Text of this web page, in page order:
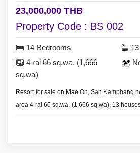
Property Code : BS 002
14 Bedrooms
4 rai 66 sq.wa. (1,666
sq.wa)
Resort for sale on Mae On, San Kamphang
area 4 rai 66 sq.wa. (1,666 sq.wa), 13
with 2 bedrooms, swimming pool.
23,000,000 THB